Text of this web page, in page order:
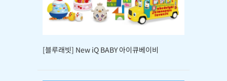
[블루래빗] New iQ BABY 아이큐베이비